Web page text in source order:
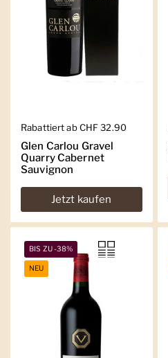
Regulärer Preis
Rabattiert ab CHF 32.90
Glen Carlou Gravel
Quarry Cabernet
Sauvignon
Jetzt kaufen
BIS ZU -38%
NEU